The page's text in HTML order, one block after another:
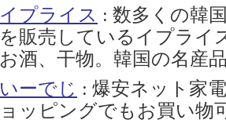
イプライス : 数多くの韓
を販売しているイプライ
お酒、干物。韓国の名産
いーでじ : 爆安ネット家
ョッピングでもお買い物